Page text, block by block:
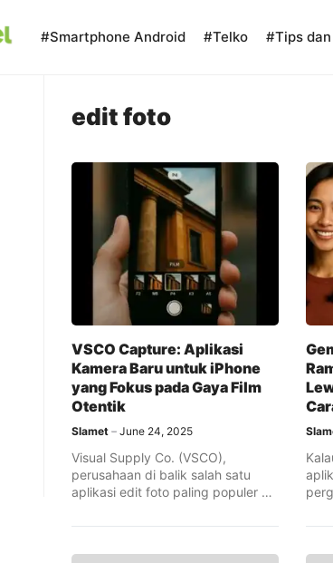
#Smartphone Android #Telko #Tips
edit foto
VSCO Capture: Aplikasi
Kamera Baru untuk iPhone
yang Fokus pada Gaya Film
Otentik
Slamet June 24, 2025
Visual Supply Co. (VSCO),
perusahaan di balik salah satu
aplikasi edit foto paling populer di